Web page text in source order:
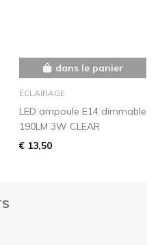
dans le panier
ÉCLAIRAGE
LED ampoule E14 dimmable
190LM 3W CLEAR
€ 13,50